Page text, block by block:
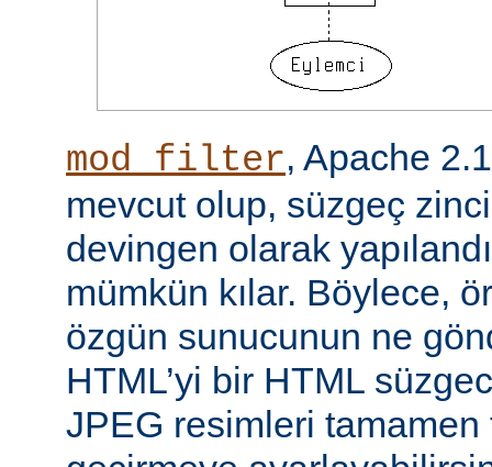
mod_filter, Apache
mevcut olup, süzgeç
devingen olarak
mümkün kılar. Böylece,
özgün sunucunun ne
HTML’yi bir HTML
JPEG resimleri tamamen